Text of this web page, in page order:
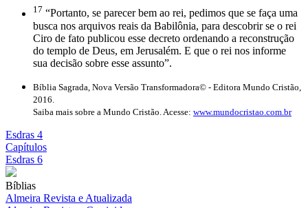
17 “Portanto, se parecer bem ao rei, pedimos que se faça uma
busca nos arquivos reais da Babilônia, para descobrir se o rei
Ciro de fato publicou esse decreto ordenando a reconstrução
do templo de Deus, em Jerusalém. E que o rei nos informe
sua decisão sobre esse assunto”.
Bíblia Sagrada, Nova Versão Transformadora© - Editora Mundo Cristão,
2016.
Saiba mais sobre a Mundo Cristão. Acesse: www.mundocristao.com.br
Esdras 4
Capítulos
Esdras 6
Bíblias
Almeira Revista e Atualizada